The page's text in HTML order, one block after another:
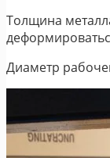
Толщина
Диаметр